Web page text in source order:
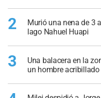
2
Murió una nena de 3
lago Nahuel Huapi
3
Una balacera en la
un hombre acribillado